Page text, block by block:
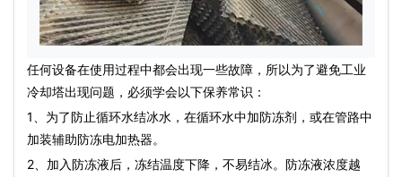
任何设备在使用过程中都会出现一些故障，所以为了避免工业
冷却塔出现问题，必须学会以下保养常识：
1、为了防止循环水结冰水，在循环水中加防冻剂，或在管路中
加装辅助防冻电加热器。
2、加入防冻液后，冻结温度下降，不易结冰。防冻液浓度越